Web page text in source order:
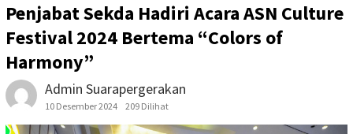
Penjabat Sekda Hadiri Acara ASN Culture
Festival 2024 Bertema “Colors of
Harmony”
Admin Suarapergerakan
10 Desember 2024 209 Dilihat